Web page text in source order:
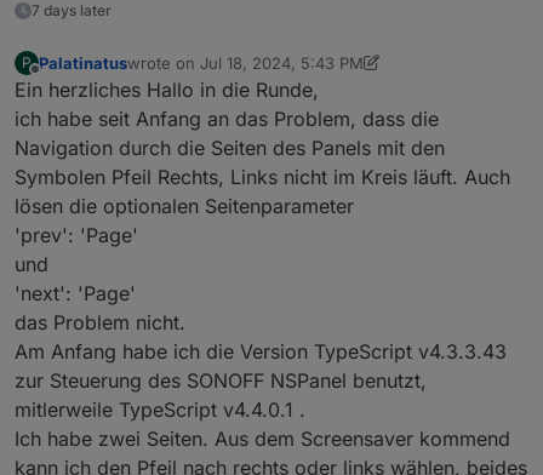
7 days later
P
Offline
Palatinatuswrote on Jul 18, 2024, 5:43 PM
last edited by PalatinatusJul 18, 2024, 8:27 PM
Ein herzliches Hallo in die Runde,
ich habe seit Anfang an das Problem, dass die
Navigation durch die Seiten des Panels mit den
Symbolen Pfeil Rechts, Links nicht im Kreis läuft. Auch
lösen die optionalen Seitenparameter
'prev': 'Page'
und
'next': 'Page'
das Problem nicht.
Am Anfang habe ich die Version TypeScript v4.3.3.43
zur Steuerung des SONOFF NSPanel benutzt,
mitlerweile TypeScript v4.4.0.1 .
Ich habe zwei Seiten. Aus dem Screensaver kommend
kann ich den Pfeil nach rechts oder links wählen, beides